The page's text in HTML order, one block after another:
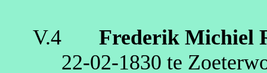
V.4 Frederik Michiel
22‑02‑1830 te